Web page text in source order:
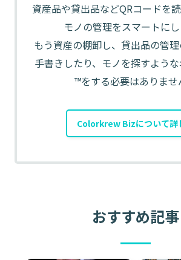
資産品や貸出品などQRコードを
モノの管理をスマートにし
もう資産の棚卸し、貸出品の管
手書きしたり、モノを探すよう
™️をする必要はありませ
Colorkrew Bizについて詳
おすすめ記事